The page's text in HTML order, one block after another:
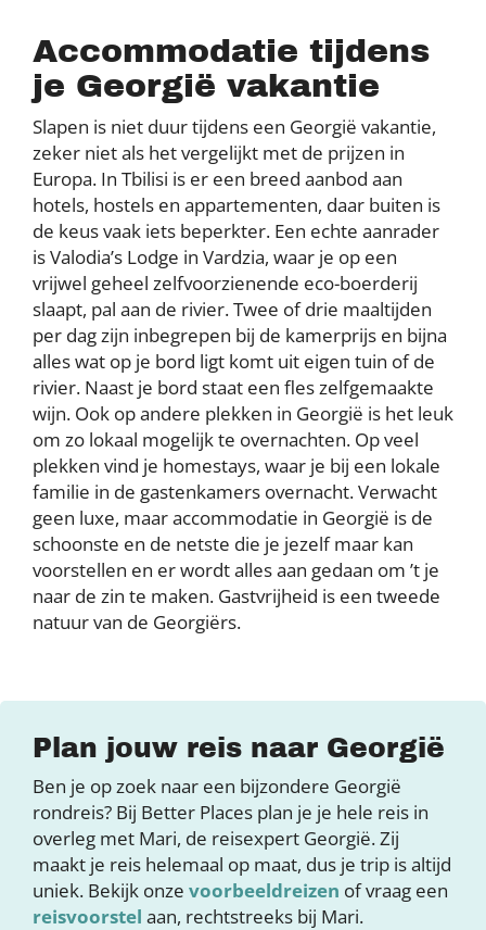
Accommodatie tijdens
je Georgië vakantie
Slapen is niet duur tijdens een Georgië vakantie,
zeker niet als het vergelijkt met de prijzen in
Europa. In Tbilisi is er een breed aanbod aan
hotels, hostels en appartementen, daar buiten is
de keus vaak iets beperkter. Een echte aanrader
is Valodia’s Lodge in Vardzia, waar je op een
vrijwel geheel zelfvoorzienende eco-boerderij
slaapt, pal aan de rivier. Twee of drie maaltijden
per dag zijn inbegrepen bij de kamerprijs en bijna
alles wat op je bord ligt komt uit eigen tuin of de
rivier. Naast je bord staat een fles zelfgemaakte
wijn. Ook op andere plekken in Georgië is het leuk
om zo lokaal mogelijk te overnachten. Op veel
plekken vind je homestays, waar je bij een lokale
familie in de gastenkamers overnacht. Verwacht
geen luxe, maar accommodatie in Georgië is de
schoonste en de netste die je jezelf maar kan
voorstellen en er wordt alles aan gedaan om ’t je
naar de zin te maken. Gastvrijheid is een tweede
natuur van de Georgiërs.
Plan jouw reis naar Georgië
Ben je op zoek naar een bijzondere Georgië
rondreis? Bij Better Places plan je je hele reis in
overleg met Mari, de reisexpert Georgië. Zij
maakt je reis helemaal op maat, dus je trip is altijd
uniek. Bekijk onze voorbeeldreizen of vraag een
reisvoorstel aan, rechtstreeks bij Mari.